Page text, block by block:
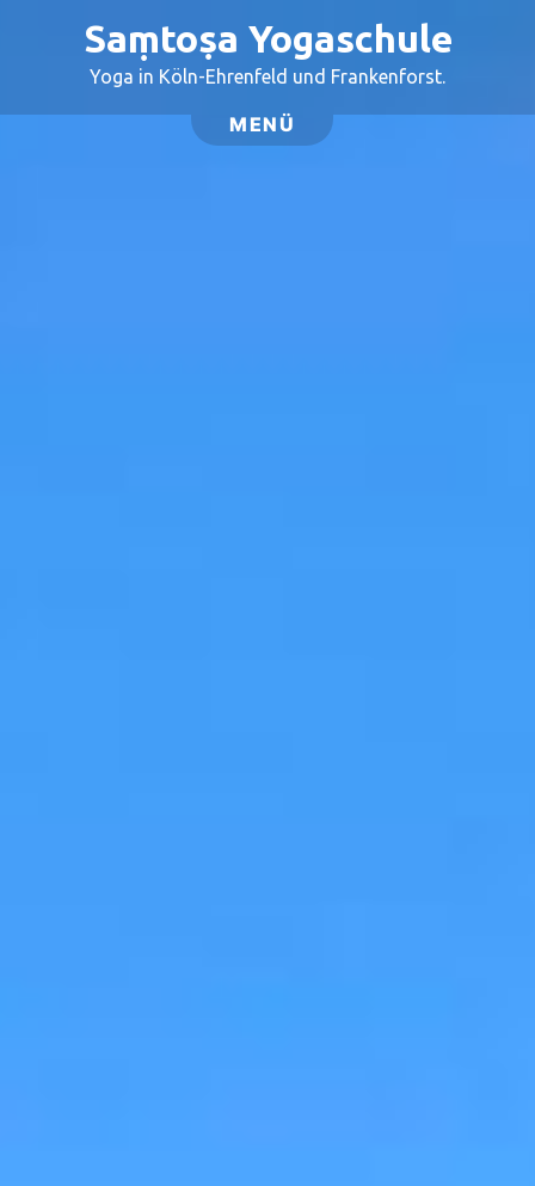
Saṃtoṣa Yogaschule
Yoga in Köln-Ehrenfeld und Frankenforst.
MENÜ